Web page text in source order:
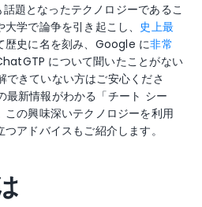
題となったテクノロジーであるこ
学で論争を引き起こし、 史上最
歴史に名を刻み、Google に非常
について聞いたことがない
きていない方はご安心くださ
新情報がわかる「チート シー
この興味深いテクノロジーを利用
アドバイスもご紹介します。